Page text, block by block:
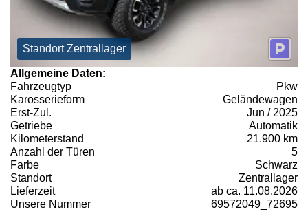
Standort Zentrallager
Allgemeine Daten:
Fahrzeugtyp
Pkw
Karosserieform
Geländewagen
Erst-Zul.
Jun / 2025
Getriebe
Automatik
Kilometerstand
21.900 km
Anzahl der Türen
5
Farbe
Schwarz
Standort
Zentrallager
Lieferzeit
ab ca. 11.08.2026
Unsere Nummer
69572049_72695